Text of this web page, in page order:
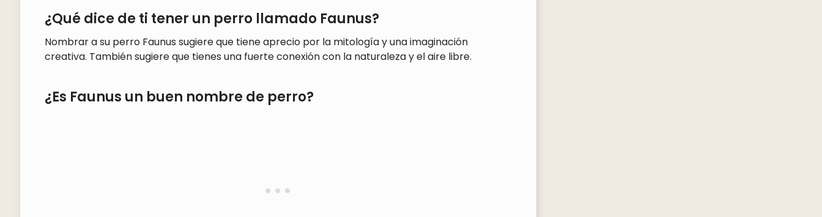
¿Qué dice de ti tener un perro llamado Faunus?
Nombrar a su perro Faunus sugiere que tiene aprecio por la mitología y una imaginación
creativa. También sugiere que tienes una fuerte conexión con la naturaleza y el aire libre.
¿Es Faunus un buen nombre de perro?